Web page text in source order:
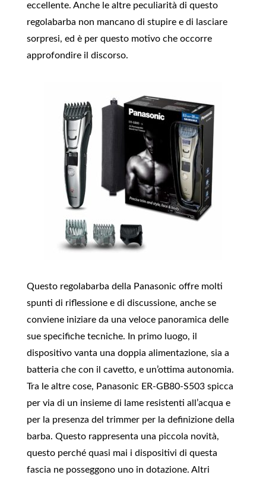
eccellente. Anche le altre peculiarità di questo
regolabarba non mancano di stupire e di lasciare
sorpresi, ed è per questo motivo che occorre
approfondire il discorso.
Questo regolabarba della Panasonic offre molti
spunti di riflessione e di discussione, anche se
conviene iniziare da una veloce panoramica delle
sue specifiche tecniche. In primo luogo, il
dispositivo vanta una doppia alimentazione, sia a
batteria che con il cavetto, e un’ottima autonomia.
Tra le altre cose, Panasonic ER-GB80-S503 spicca
per via di un insieme di lame resistenti all’acqua e
per la presenza del trimmer per la definizione della
barba. Questo rappresenta una piccola novità,
questo perché quasi mai i dispositivi di questa
fascia ne posseggono uno in dotazione. Altri